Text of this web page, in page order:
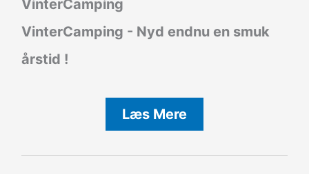
VinterCamping
VinterCamping - Nyd endnu en smuk
årstid !
Læs Mere